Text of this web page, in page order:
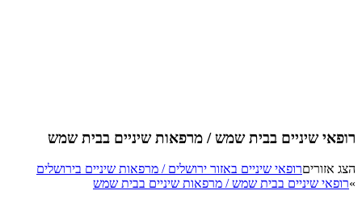
רופאי שיניים בבית שמש / מרפאות שיניים בבית שמש
הצג אזוריםרופאי שיניים באזור ירושלים / מרפאות שיניים בירושלים
»רופאי שיניים בבית שמש / מרפאות שיניים בבית שמש